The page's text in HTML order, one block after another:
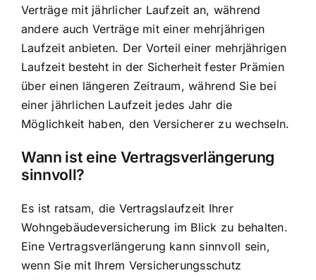
Verträge mit jährlicher Laufzeit an, während
andere auch Verträge mit einer mehrjährigen
Laufzeit anbieten. Der Vorteil einer mehrjährigen
Laufzeit besteht in der Sicherheit fester Prämien
über einen längeren Zeitraum, während Sie bei
einer jährlichen Laufzeit jedes Jahr die
Möglichkeit haben, den Versicherer zu wechseln.
Wann ist eine Vertragsverlängerung
sinnvoll?
Es ist ratsam, die Vertragslaufzeit Ihrer
Wohngebäudeversicherung im Blick zu behalten.
Eine Vertragsverlängerung kann sinnvoll sein,
wenn Sie mit Ihrem Versicherungsschutz